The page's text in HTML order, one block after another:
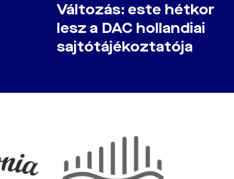
Változás: este hétkor
lesz a DAC hollandiai
sajtótájékoztatója